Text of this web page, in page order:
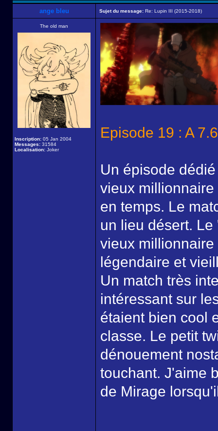
ange bleu Sujet du message: Re: Lupin III (2015-2018)
The old man
Inscription: 05 Jan 2004
Messages: 31584
Localisation: Joker
Episode 19 : A
Un épisode
vieux
en temps. Le
un lieu désert.
vieux
légendaire et
Un match très
intéressant sur
étaient bien cool
classe. Le petit
dénouement
touchant. J'aime
de Mirage